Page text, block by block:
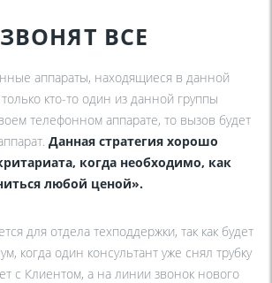
ЗВОНЯТ ВСЕ
аппараты, находящиеся в данной
кто-то один из данной группы
телефонном аппарате, то вызов будет
Данная стратегия хорошо
когда необходимо, как
любой ценой».
для отдела техподдержки, так как будет
когда один консультант уже снял трубку
с Клиентом, а на линии звонок нового